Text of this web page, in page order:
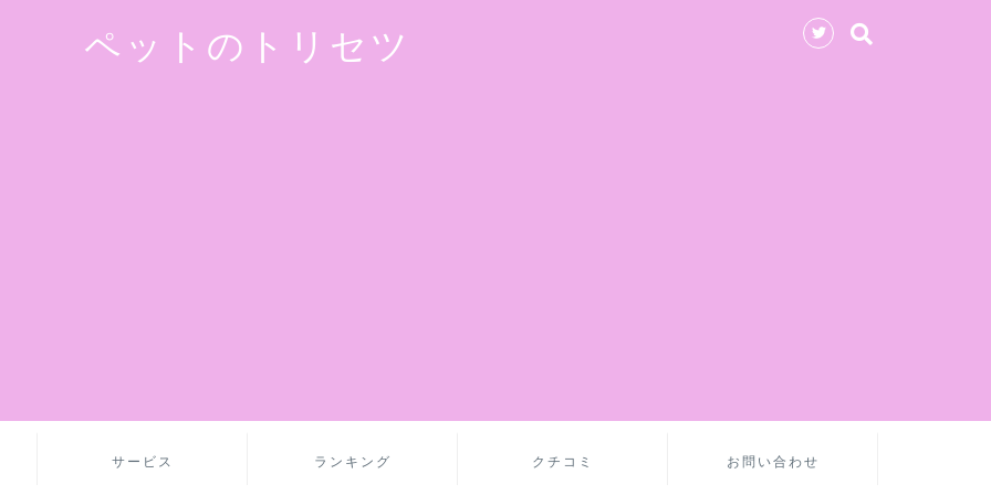
ペットのトリセツ
サービス ランキング クチコミ お問い合わせ